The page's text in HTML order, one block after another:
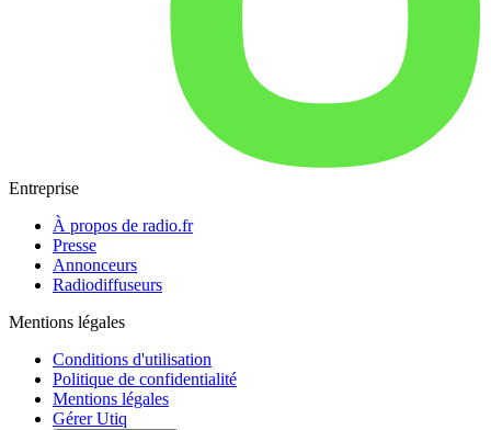
Entreprise
À propos de radio.fr
Presse
Annonceurs
Radiodiffuseurs
Mentions légales
Conditions d'utilisation
Politique de confidentialité
Mentions légales
Gérer Utiq